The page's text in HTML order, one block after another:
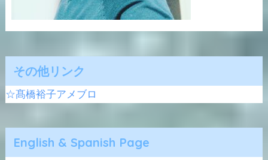
その他リンク
☆髙橋裕子アメブロ
English & Spanish Page